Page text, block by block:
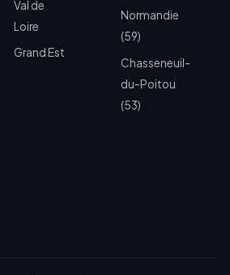
Val de
Loire
Grand Est
Normandie
(59)
Chasseneuil-
du-Poitou
(53)